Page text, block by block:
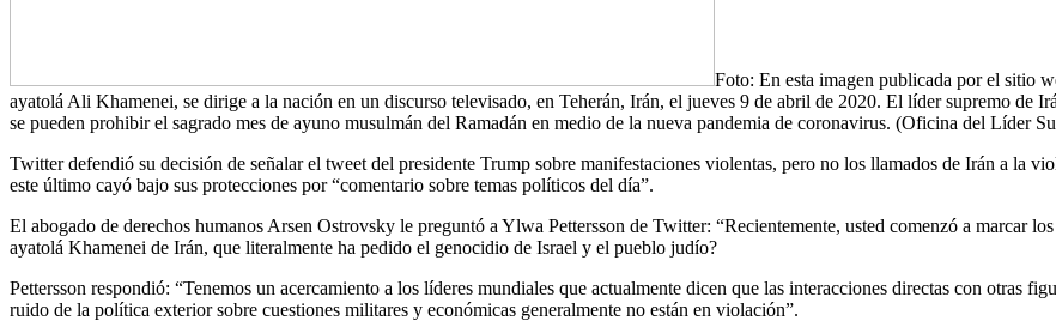
Foto: En esta imagen publicada por el sitio
ayatolá Ali Khamenei, se dirige a la nación en un discurso televisado, en Teherán, Irán, el jueves 9 de abril de 2020. El líder supremo de
se pueden prohibir el sagrado mes de ayuno musulmán del Ramadán en medio de la nueva pandemia de coronavirus. (Oficina del Líder
Twitter defendió su decisión de señalar el tweet del presidente Trump sobre manifestaciones violentas, pero no los llamados de Irán a la
este último cayó bajo sus protecciones por “comentario sobre temas políticos del día”.
El abogado de derechos humanos Arsen Ostrovsky le preguntó a Ylwa Pettersson de Twitter: “Recientemente, usted comenzó a marcar
ayatolá Khamenei de Irán, que literalmente ha pedido el genocidio de Israel y el pueblo judío?
Pettersson respondió: “Tenemos un acercamiento a los líderes mundiales que actualmente dicen que las interacciones directas con otras
ruido de la política exterior sobre cuestiones militares y económicas generalmente no están en violación”.